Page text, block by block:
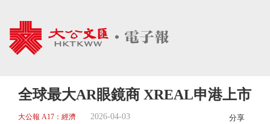
全球最大AR眼鏡商 XREAL申港上市
大公報 A17：經濟 2026-04-03 分享